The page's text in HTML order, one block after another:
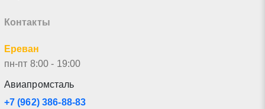
Контакты
Ереван
пн-пт 8:00 - 19:00
Авиапромсталь
+7 (962) 386-88-83